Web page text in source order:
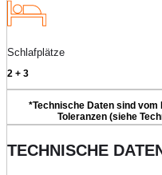
Schlafplätze
2 + 3
*Technische Daten sind
Toleranzen (siehe
TECHNISCHE